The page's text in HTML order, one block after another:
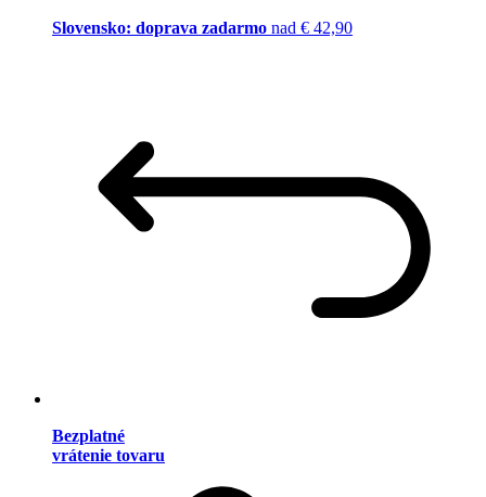
Slovensko: doprava zadarmo nad € 42,90
Bezplatné
vrátenie tovaru